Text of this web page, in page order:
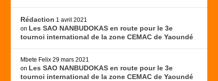
Rédaction 1 avril 2021
on Les SAO NANBUDOKAS en route pour le 3e
tournoi international de la zone CEMAC de Yaoundé
Mbete Felix 29 mars 2021
on Les SAO NANBUDOKAS en route pour le 3e
tournoi international de la zone CEMAC de Yaoundé